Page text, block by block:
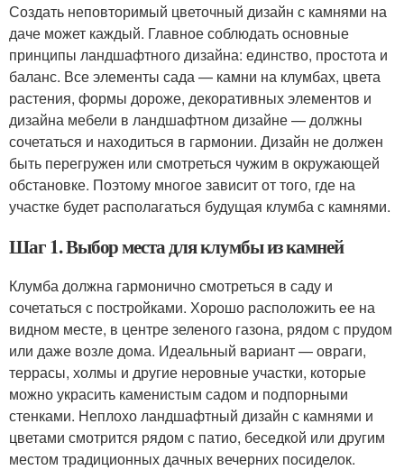
Создать неповторимый цветочный дизайн с камнями на
даче может каждый. Главное соблюдать основные
принципы ландшафтного дизайна: единство, простота и
баланс. Все элементы сада — камни на клумбах, цвета
растения, формы дороже, декоративных элементов и
дизайна мебели в ландшафтном дизайне — должны
сочетаться и находиться в гармонии. Дизайн не должен
быть перегружен или смотреться чужим в окружающей
обстановке. Поэтому многое зависит от того, где на
участке будет располагаться будущая клумба с камнями.
Шаг 1. Выбор места для клумбы из камней
Клумба должна гармонично смотреться в саду и
сочетаться с постройками. Хорошо расположить ее на
видном месте, в центре зеленого газона, рядом с прудом
или даже возле дома. Идеальный вариант — овраги,
террасы, холмы и другие неровные участки, которые
можно украсить каменистым садом и подпорными
стенками. Неплохо ландшафтный дизайн с камнями и
цветами смотрится рядом с патио, беседкой или другим
местом традиционных дачных вечерних посиделок.